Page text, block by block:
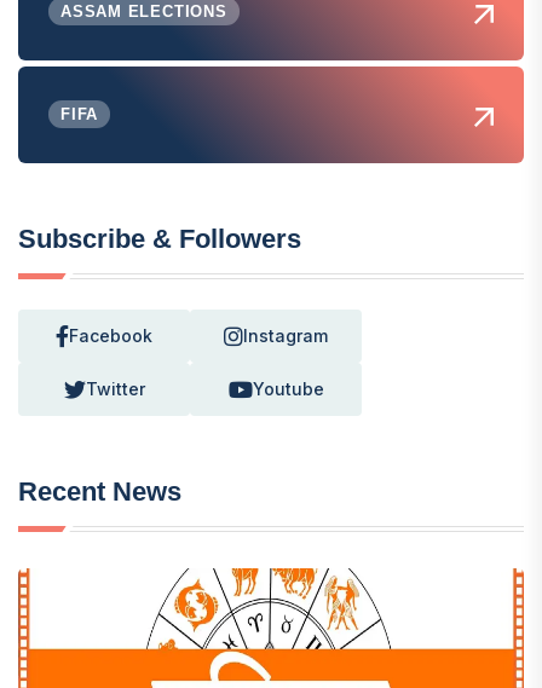
ASSAM ELECTIONS
FIFA
Subscribe & Followers
Facebook Instagram
Twitter Youtube
Recent News